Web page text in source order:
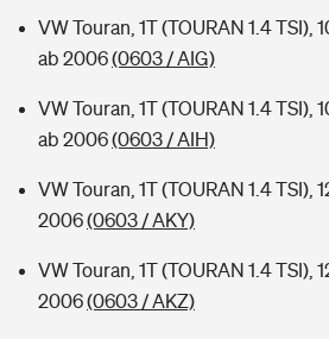
VW Touran, 1T (TOURAN 1.4 TSI),
ab 2006(0603 / AIG)
VW Touran, 1T (TOURAN 1.4 TSI),
ab 2006(0603 / AIH)
VW Touran, 1T (TOURAN 1.4 TSI),
2006(0603 / AKY)
VW Touran, 1T (TOURAN 1.4 TSI),
2006(0603 / AKZ)